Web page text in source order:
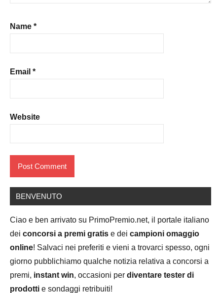
Name *
Email *
Website
BENVENUTO
Ciao e ben arrivato su PrimoPremio.net, il portale italiano
dei concorsi a premi gratis e dei campioni omaggio
online! Salvaci nei preferiti e vieni a trovarci spesso, ogni
giorno pubblichiamo qualche notizia relativa a concorsi a
premi, instant win, occasioni per diventare tester di
prodotti e sondaggi retribuiti!